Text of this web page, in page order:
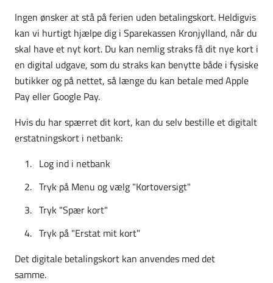
Ingen ønsker at stå på ferien uden betalingskort. Heldigvis
kan vi hurtigt hjælpe dig i Sparekassen Kronjylland, når du
skal have et nyt kort. Du kan nemlig straks få dit nye kort i
en digital udgave, som du straks kan benytte både i fysiske
butikker og på nettet, så længe du kan betale med Apple
Pay eller Google Pay.
Hvis du har spærret dit kort, kan du selv bestille et digitalt
erstatningskort i netbank:
Log ind i netbank
Tryk på Menu og vælg "Kortoversigt"
Tryk "Spær kort"
Tryk på "Erstat mit kort"
Det digitale betalingskort kan anvendes med det
samme.